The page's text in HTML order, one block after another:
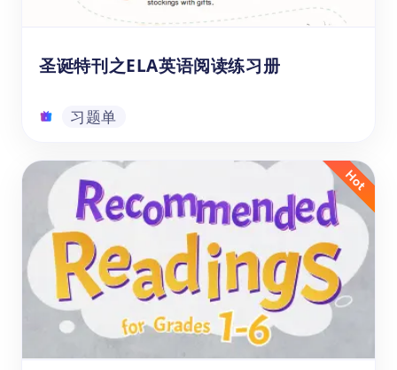
圣诞特刊之ELA英语阅读练习册
习题单
圣诞特刊之ELA英语阅读练习册
《学英语|ELA英语阅读练习册：圣诞特刊》
借助美国本土的圣诞节民俗风情，将一系列圣
诞元素融入阅读材料文本及题目中。它面向7-
11岁的儿童，尤其适合2-6年级的学生群体。
本书在讲述圣诞节传统习俗的同时，以ELA课
程的考察重点与主要题型为基础设置题目，让
孩子在沉浸于节日氛围的同时提升英语阅读技
巧。
习题单